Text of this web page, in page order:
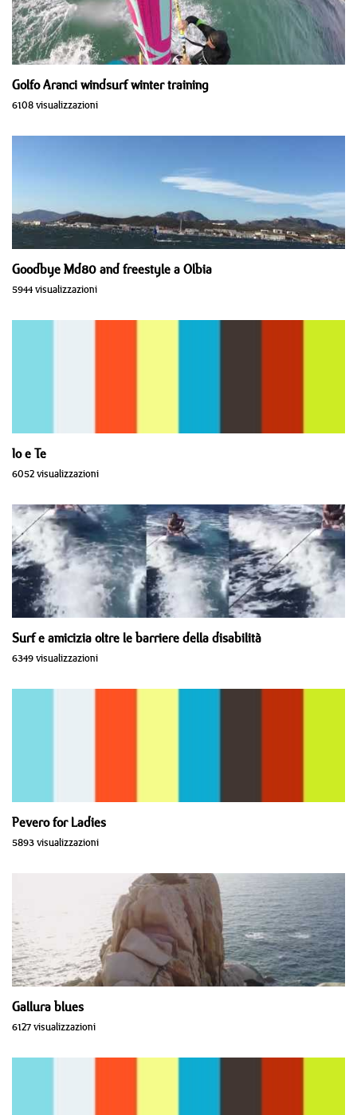
Golfo Aranci windsurf winter training
6108 visualizzazioni
Goodbye Md80 and freestyle a Olbia
5944 visualizzazioni
Io e Te
6052 visualizzazioni
Surf e amicizia oltre le barriere della disabilità
6349 visualizzazioni
Pevero for Ladies
5893 visualizzazioni
Gallura blues
6127 visualizzazioni